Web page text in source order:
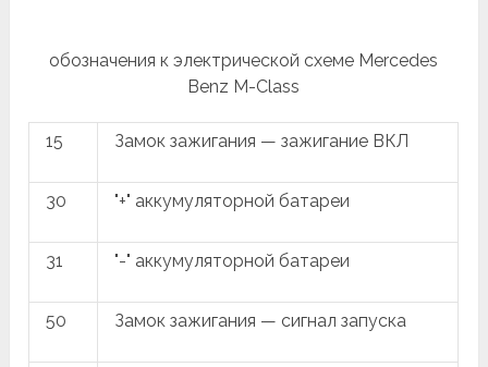
обозначения к электрической схеме Mercedes
Benz M-Class
15 Замок зажигания — зажигание ВКЛ
30 "+" аккумуляторной батареи
31 "-" аккумуляторной батареи
50 Замок зажигания — сигнал запуска